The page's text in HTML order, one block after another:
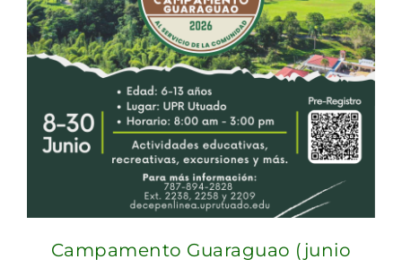
Campamento Guaraguao (junio